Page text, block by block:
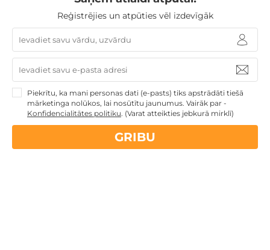
Nekādasapkalpošanas un administrācijas maksas
14 dienunaudas atmaksas garantija
Kvalitatīva klientu apkalpošana
GribuAtpusties.lvizmēģinātsunpārbaudīts
Reģistrējies un atpūties vēl izdevīgāk
Piekrītu, ka mani personas dati (e-pasts) tiks apstrādāti tiešā
mārketinga nolūkos, lai nosūtītu jaunumus. Vairāk par -
Konfidencialitātes politiku. (Varat atteikties jebkurā mirklī)
GRIBU